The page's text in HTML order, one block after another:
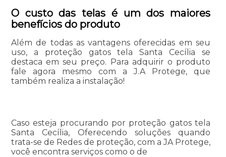
O custo das telas é um dos maiores
benefícios do produto
Além de todas as vantagens oferecidas em seu
uso, a proteção gatos tela Santa Cecília se
destaca em seu preço. Para adquirir o produto
fale agora mesmo com a J.A Protege, que
também realiza a instalação!
Caso esteja procurando por proteção gatos tela
Santa Cecília, Oferecendo soluções quando
trata-se de Redes de proteção, com a JA Protege,
você encontra serviços como o de